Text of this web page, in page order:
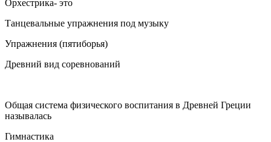
Орхестрика- это
Танцевальные упражнения под музыку
Упражнения (пятиборья)
Древний вид соревнований
Общая система физического воспитания в Древней Греции
называлась
Гимнастика